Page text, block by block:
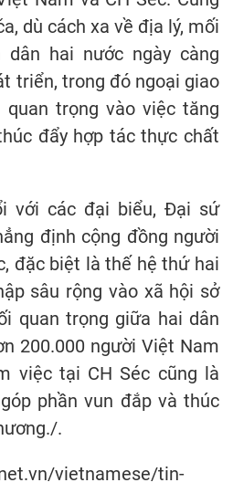
dù cách xa về địa lý, mối
dân hai nước ngày càng
triển, trong đó ngoại giao
quan trọng vào việc tăng
đẩy hợp tác thực chất
với các đại biểu, Đại sứ
định cộng đồng người
đặc biệt là thế hệ thứ hai
sâu rộng vào xã hội sở
quan trọng giữa hai dân
200.000 người Việt Nam
việc tại CH Séc cũng là
phần vun đắp và thúc
.
vietnamese/tin-